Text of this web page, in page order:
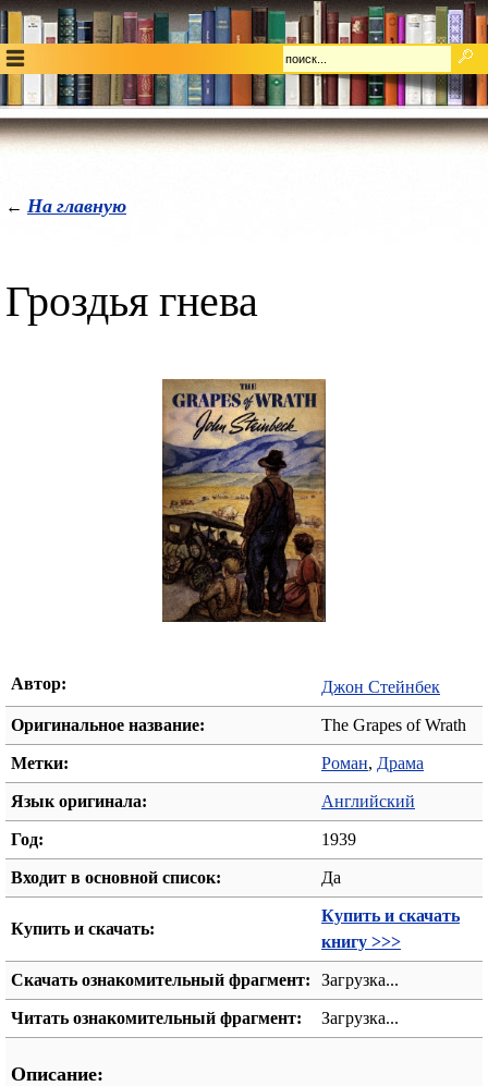
← На главную
Гроздья гнева
Автор: Джон Стейнбек
Оригинальное название: The Grapes of Wrath
Метки: Роман, Драма
Язык оригинала: Английский
Год: 1939
Входит в основной список: Да
Купить и скачать:
Купить и скачать
книгу >>>
Скачать ознакомительный фрагмент: Загрузка...
Читать ознакомительный фрагмент: Загрузка...
Описание: